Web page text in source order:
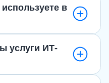
в
услуги ИТ-